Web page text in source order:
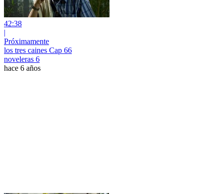
42:38
|
Próximamente
los tres caines Cap 66
noveleras 6
hace 6 años